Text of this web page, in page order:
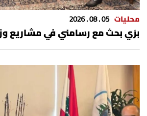
محليات 05 . 08 . 2026
برّي بحث مع رسامني في مشاريع